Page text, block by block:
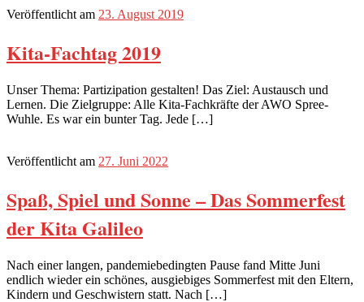
Veröffentlicht am 23. August 2019
Kita-Fachtag 2019
Unser Thema: Partizipation gestalten! Das Ziel: Austausch und
Lernen. Die Zielgruppe: Alle Kita-Fachkräfte der AWO Spree-
Wuhle. Es war ein bunter Tag. Jede […]
Veröffentlicht am 27. Juni 2022
Spaß, Spiel und Sonne – Das Sommerfest
der Kita Galileo
Nach einer langen, pandemiebedingten Pause fand Mitte Juni
endlich wieder ein schönes, ausgiebiges Sommerfest mit den Eltern,
Kindern und Geschwistern statt. Nach […]